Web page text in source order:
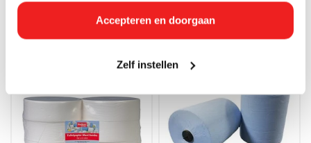
Accepteren en doorgaan
Zelf instellen
€39,33 Incl. btw
€32,50
€23,60 Incl. btw